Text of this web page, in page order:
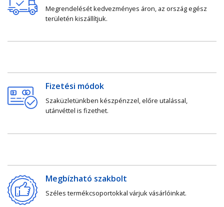
Megrendelését kedvezményes áron, az ország egész
területén kiszállítjuk.
Fizetési módok
Szaküzletünkben készpénzzel, előre utalással,
utánvéttel is fizethet.
Megbízható szakbolt
Széles termékcsoportokkal várjuk vásárlóinkat.